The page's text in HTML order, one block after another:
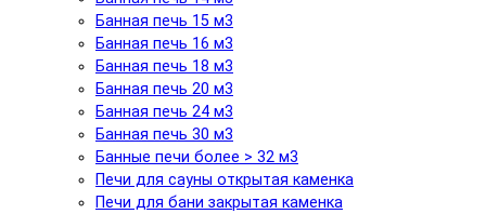
Банная печь 15 м3
Банная печь 16 м3
Банная печь 18 м3
Банная печь 20 м3
Банная печь 24 м3
Банная печь 30 м3
Банные печи более > 32 м3
Печи для сауны открытая каменка
Печи для бани закрытая каменка